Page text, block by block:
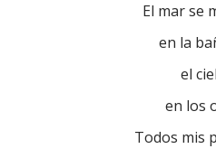
El mar se
en la
el
en los
Todos mis